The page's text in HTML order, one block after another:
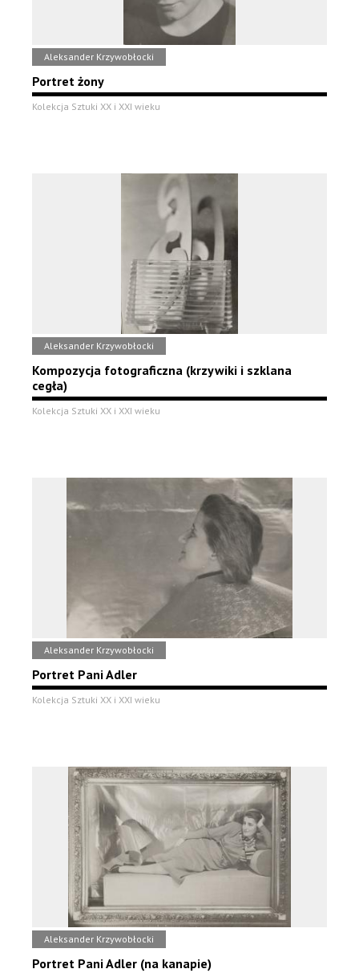
Aleksander Krzywobłocki
Portret żony
Kolekcja Sztuki XX i XXI wieku
Aleksander Krzywobłocki
Kompozycja fotograficzna (krzywiki i szklana
cegła)
Kolekcja Sztuki XX i XXI wieku
Aleksander Krzywobłocki
Portret Pani Adler
Kolekcja Sztuki XX i XXI wieku
Aleksander Krzywobłocki
Portret Pani Adler (na kanapie)